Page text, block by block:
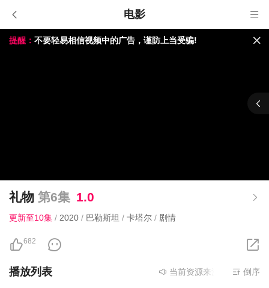
电影
提醒：不要轻易相信视频中的广告，谨防上当受骗!
礼物 第6集 1.0
更新至10集 / 2020 / 巴勒斯坦 / 卡塔尔 / 剧情
682
播放列表 当前资源来源 高速路线- 在
倒序